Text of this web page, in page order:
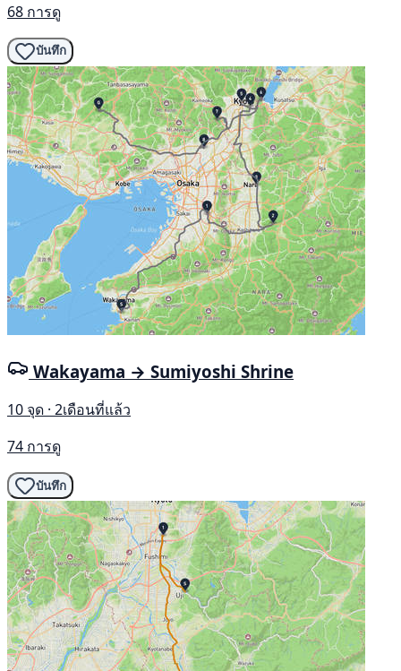
68 การดู
บันทึก
Wakayama → Sumiyoshi Shrine
10 จุด · 2เดือนที่แล้ว
74 การดู
บันทึก